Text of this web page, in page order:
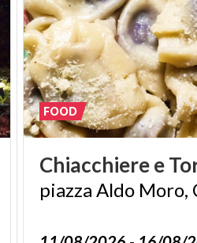
Chiacchieree
piazza Aldo Moro,
FOOD